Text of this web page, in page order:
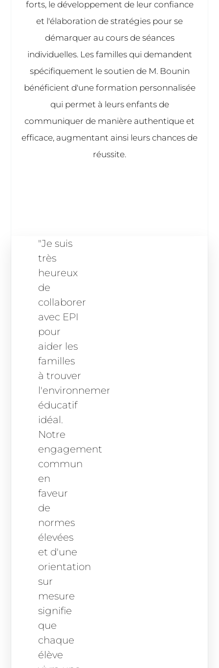
"Je suis
très
heureux
de
collaborer
avec EPI
pour
aider les
familles
à trouver
l'environnement
éducatif
idéal.
Notre
engagement
commun
en
faveur
de
normes
élevées
et d'une
orientation
sur
mesure
signifie
que
chaque
élève
forts, le développement de leur confiance
et l'élaboration de stratégies pour se
démarquer au cours de séances
individuelles. Les familles qui demandent
spécifiquement le soutien de M. Bounin
bénéficient d'une formation personnalisée
qui permet à leurs enfants de
communiquer de manière authentique et
efficace, augmentant ainsi leurs chances de
réussite.